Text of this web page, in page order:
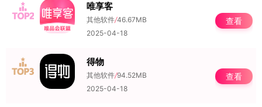
NO.2 唯享客
其他软件/46.67MB
2025-04-18
查看
NO.3 得物
其他软件/94.52MB
2025-04-18
查看